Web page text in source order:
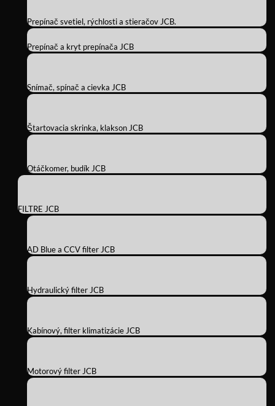
Prepínač svetiel, rýchlosti a stieračov JCB.
Prepínač a kryt prepínača JCB
Snímač, spínač a cievka JCB
Štartovacia skrinka, klakson JCB
Otáčkomer, budík JCB
FILTRE JCB
AD Blue a CCV filter JCB
Hydraulický filter JCB
Kabínový, filter klimatizácie JCB
Motorový filter JCB